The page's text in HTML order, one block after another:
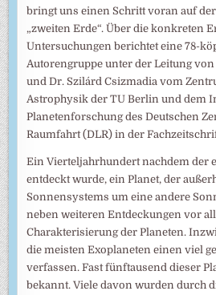
bringt uns einen Schritt voran auf
„zweiten Erde“. Über die konkreten
Untersuchungen berichtet eine 78-
Autorengruppe unter der Leitung
und Dr. Szilárd Csizmadia vom
Astrophysik der TU Berlin und dem
Planetenforschung des Deutschen
Raumfahrt (DLR) in der
Ein Vierteljahrhundert nachdem der
entdeckt wurde, ein Planet, der
Sonnensystems um eine andere
neben weiteren Entdeckungen vor
Charakterisierung der Planeten.
die meisten Exoplaneten einen viel
verfassen. Fast fünftausend dieser
bekannt. Viele davon wurden durch